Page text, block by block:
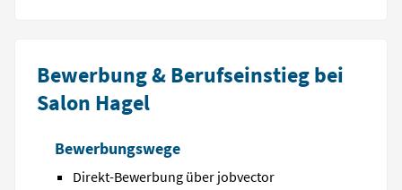
Bewerbung & Berufseinstieg bei
Salon Hagel
Bewerbungswege
Direkt-Bewerbung über jobvector